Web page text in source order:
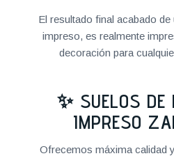
El resultado final acabado
impreso, es realmente
decoración para
✨ SUELOS DE
IMPRESO
Ofrecemos máxima calidad